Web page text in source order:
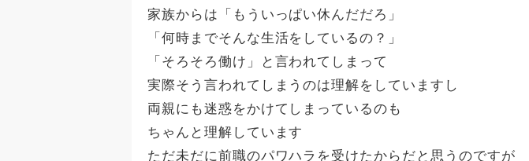
家族からは「もういっぱい休んだだろ」
「何時までそんな生活をしているの？」
「そろそろ働け」と言われてしまって
実際そう言われてしまうのは理解をしていますし
両親にも迷惑をかけてしまっているのも
ちゃんと理解しています
ただ未だに前職のパワハラを受けたからだと思うのですが